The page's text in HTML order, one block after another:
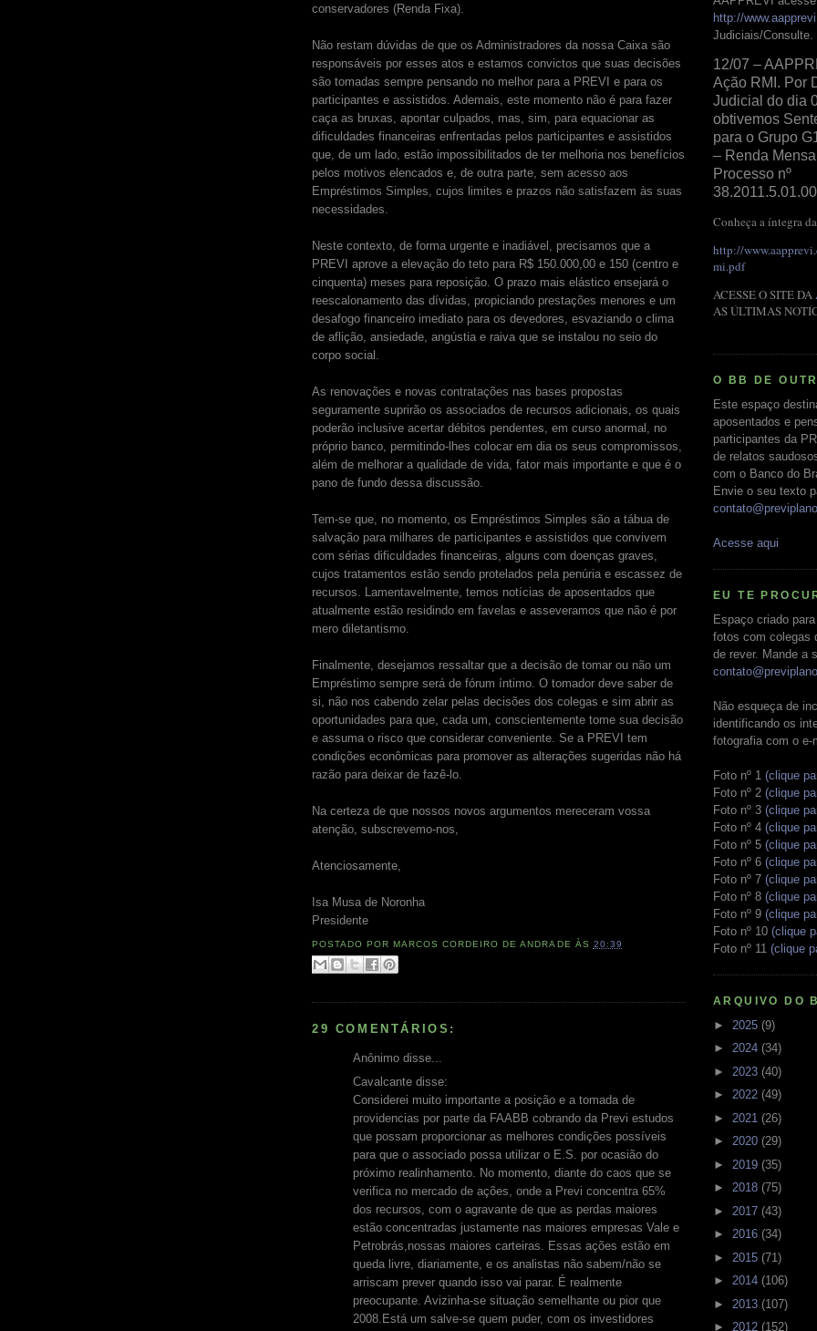
conservadores (Renda Fixa).
Não restam dúvidas de que os Administradores da nossa Caixa são
responsáveis por esses atos e estamos convictos que suas decisões
são tomadas sempre pensando no melhor para a PREVI e para os
participantes e assistidos. Ademais, este momento não é para fazer
caça as bruxas, apontar culpados, mas, sim, para equacionar as
dificuldades financeiras enfrentadas pelos participantes e assistidos
que, de um lado, estão impossibilitados de ter melhoria nos benefícios
pelos motivos elencados e, de outra parte, sem acesso aos
Empréstimos Simples, cujos limites e prazos não satisfazem às suas
necessidades.
Neste contexto, de forma urgente e inadiável, precisamos que a
PREVI aprove a elevação do teto para R$ 150.000,00 e 150 (centro e
cinquenta) meses para reposição. O prazo mais elástico ensejará o
reescalonamento das dívidas, propiciando prestações menores e um
desafogo financeiro imediato para os devedores, esvaziando o clima
de aflição, ansiedade, angústia e raiva que se instalou no seio do
corpo social.
As renovações e novas contratações nas bases propostas
seguramente suprirão os associados de recursos adicionais, os quais
poderão inclusive acertar débitos pendentes, em curso anormal, no
próprio banco, permitindo-lhes colocar em dia os seus compromissos,
além de melhorar a qualidade de vida, fator mais importante e que é o
pano de fundo dessa discussão.
Tem-se que, no momento, os Empréstimos Simples são a tábua de
salvação para milhares de participantes e assistidos que convivem
com sérias dificuldades financeiras, alguns com doenças graves,
cujos tratamentos estão sendo protelados pela penúria e escassez de
recursos. Lamentavelmente, temos notícias de aposentados que
atualmente estão residindo em favelas e asseveramos que não é por
mero diletantismo.
Finalmente, desejamos ressaltar que a decisão de tomar ou não um
Empréstimo sempre será de fórum íntimo. O tomador deve saber de
si, não nos cabendo zelar pelas decisões dos colegas e sim abrir as
oportunidades para que, cada um, conscientemente tome sua decisão
e assuma o risco que considerar conveniente. Se a PREVI tem
condições econômicas para promover as alterações sugeridas não há
razão para deixar de fazê-lo.
Na certeza de que nossos novos argumentos mereceram vossa
atenção, subscrevemo-nos,
Atenciosamente,
Isa Musa de Noronha
Presidente
POSTADO PORMARCOS CORDEIRO DE ANDRADE ÀS 20:39
29 COMENTÁRIOS:
Anônimo disse...
Cavalcante disse:
Considerei muito importante a posição e a tomada de
providencias por parte da FAABB cobrando da Previ estudos
que possam proporcionar as melhores condições possíveis
para que o associado possa utilizar o E.S. por ocasião do
próximo realinhamento. No momento, diante do caos que se
verifica no mercado de ações, onde a Previ concentra 65%
dos recursos, com o agravante de que as perdas maiores
estão concentradas justamente nas maiores empresas Vale e
Petrobrás,nossas maiores carteiras. Essas ações estão em
queda livre, diariamente, e os analistas não sabem/não se
arriscam prever quando isso vai parar. É realmente
preocupante. Avizinha-se situação semelhante ou pior que
2008.Está um salve-se quem puder, com os investidores
http://
Judiciais/Consulte.
12/07 –
Ação RMI. Por
Judicial do dia
obtivemos
para o Grupo
– Renda
Processo nº
Conheça a íntegra
http://
mi.pdf
ACESSE O SITE DA
AS ÚLTIMAS
O BB DE
Este espaço
aposentados e
participantes da
de relatos
com o Banco do
Envie o seu texto
Acesse aqui
EU TE
Espaço criado
fotos com colegas
de rever. Mande a
Não esqueça de
identificando os
fotografia com o e-
Foto nº 1 (clique
Foto nº 2 (clique
Foto nº 3 (clique
Foto nº 4 (clique
Foto nº 5 (clique
Foto nº 6 (clique
Foto nº 7 (clique
Foto nº 8 (clique
Foto nº 9 (clique
Foto nº 10 (clique
Foto nº 11 (clique
ARQUIVO DO
► 2025 (9)
► 2024 (34)
► 2023 (40)
► 2022 (49)
► 2021 (26)
► 2020 (29)
► 2019 (35)
► 2018 (75)
► 2017 (43)
► 2016 (34)
► 2015 (71)
► 2014 (106)
► 2013 (107)
► 2012 (152)